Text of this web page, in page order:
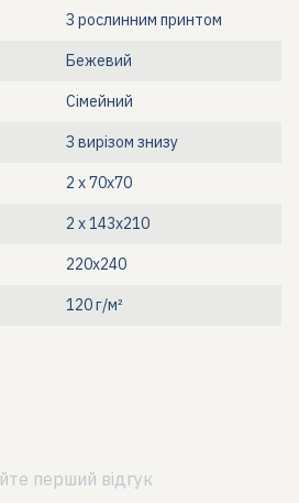
З рослинним принтом
Бежевий
Сімейний
З вирізом знизу
2 х 70х70
2 х 143х210
220х240
120 г/м²
перший відгук